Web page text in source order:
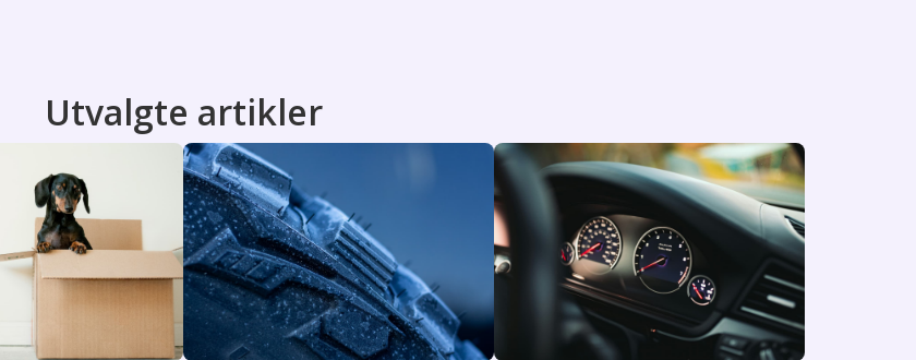
Utvalgte artikler